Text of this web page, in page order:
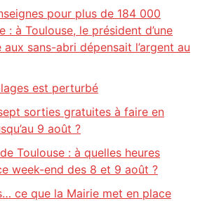
pour plus de 184 000
: à Toulouse, le président d’une
aux sans-abri dépensait l’argent au
est perturbé
sorties gratuites à faire en
9 août ?
Toulouse : à quelles heures
week-end des 8 et 9 août ?
ce que la Mairie met en place